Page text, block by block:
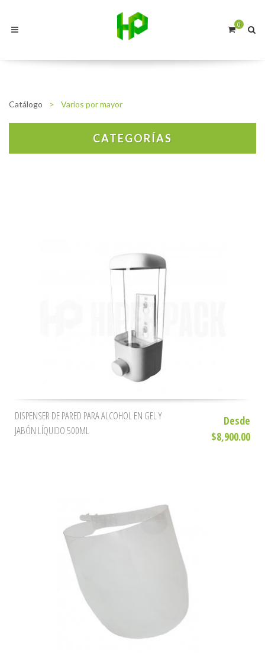
0
Catálogo > Varios por mayor
CATEGORÍAS
DISPENSER DE PARED PARA ALCOHOL EN GEL Y
JABÓN LÍQUIDO 500ML
Desde
$8,900.00